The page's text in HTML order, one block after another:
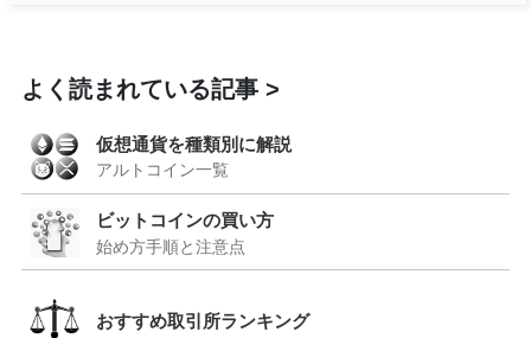
よく読まれている記事
仮想通貨を種類別に解説
アルトコイン一覧
ビットコインの買い方
始め方手順と注意点
おすすめ取引所ランキング